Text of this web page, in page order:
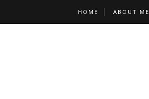
HOME ABOUT ME